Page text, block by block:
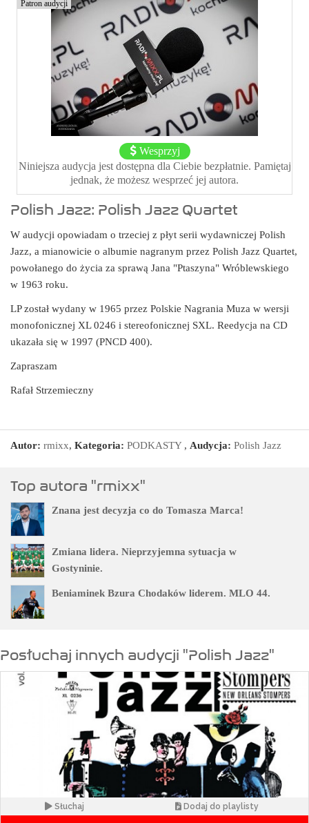
Patron audycji
Wesprzyj
Niniejsza audycja jest dostępna dla Ciebie bezpłatnie. Pamiętaj
jednak, że możesz wesprzeć jej autora.
Polish Jazz: Polish Jazz Quartet
W audycji opowiadam o trzeciej z płyt serii wydawniczej Polish
Jazz, a mianowicie o albumie nagranym przez Polish Jazz Quartet,
powołanego do życia za sprawą Jana "Ptaszyna" Wróblewskiego
w 1963 roku.
LP został wydany w 1965 przez Polskie Nagrania Muza w wersji
monofonicznej XL 0246 i stereofonicznej SXL. Reedycja na CD
ukazała się w 1997 (PNCD 400).
Zapraszam
Rafał Strzemieczny
Autor: rmixx, Kategoria: PODKASTY, Audycja: Polish Jazz
Top autora "rmixx"
Znana jest decyzja co do Tomasza Marca!
Zmiana lidera. Nieprzyjemna sytuacja w
Gostyninie.
Beniaminek Bzura Chodaków liderem. MLO 44.
Posłuchaj innych audycji "Polish Jazz"
Słuchaj Dodaj do playlisty